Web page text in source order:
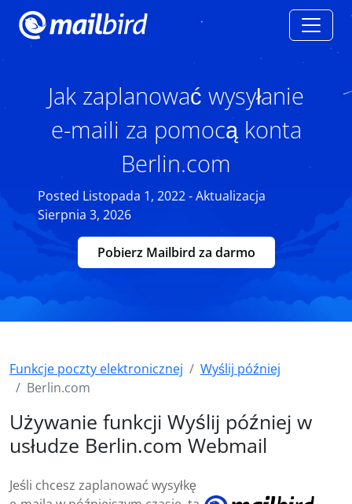
Jak zaplanować wysyłanie
e-maili za pomocą konta
Berlin.com
Posted Listopada 1, 2022 - Aktualizacja
Sierpnia 3, 2026
Pobierz Mailbird za darmo
Funkcje poczty elektronicznej
Wyślij później
Berlin.com
Używanie funkcji Wyślij później w
usłudze Berlin.com Webmail
Jeśli chcesz zaplanować wysyłkę